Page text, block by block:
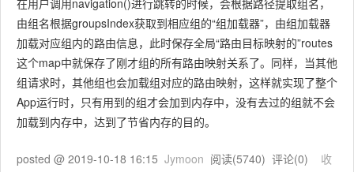
在用户调用navigation()进行跳转的时候，会根据路径提取组名，
由组名根据groupsIndex获取到相应组的“组加载器”，由组加载器
加载对应组内的路由信息，此时保存全局“路由目标映射的”routes
这个map中就保存了刚才组的所有路由映射关系了。同样，当其他
组请求时，其他组也会加载组对应的路由映射，这样就实现了整个
App运行时，只有用到的组才会加到内存中，没有去过的组就不会
加载到内存中，达到了节省内存的目的。
posted @ 2019-10-18 16:15 Jymoon 阅读(5740) 评论(0) 收